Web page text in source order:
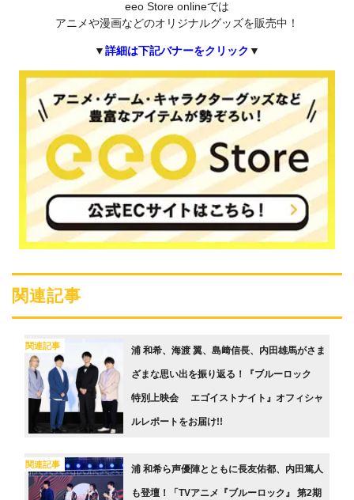
eeo Store onlineでは
アニメや漫画などのオリジナルグッズを販売中！
▼詳細は下記バナーをクリック ▼
関連記事
関連記事 浦 和希、海渡 翼、島﨑信長、内田雄馬がさま
ざまな思い出を振り返る！『ブルーロック
特別上映会 エゴイストナイト』オフィシャ
ルレポートをお届け!!
関連記事 浦 和希ら声優陣とともに長友佑都、内田篤人
も登壇！「TVアニメ『ブルーロック』 第2期